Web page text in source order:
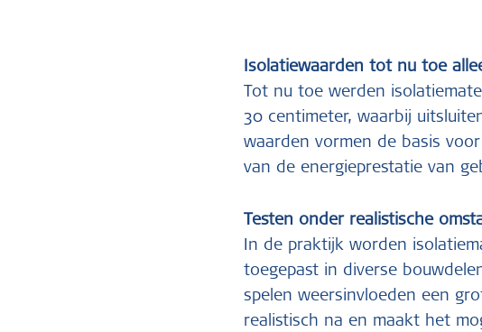
Isolatiewaarden tot nu toe
Tot nu toe werden
30 centimeter, waarbij
waarden vormen de basis
van de energieprestatie van
Testen onder realistische
In de praktijk worden
toegepast in diverse
spelen weersinvloeden een
realistisch na en maakt het